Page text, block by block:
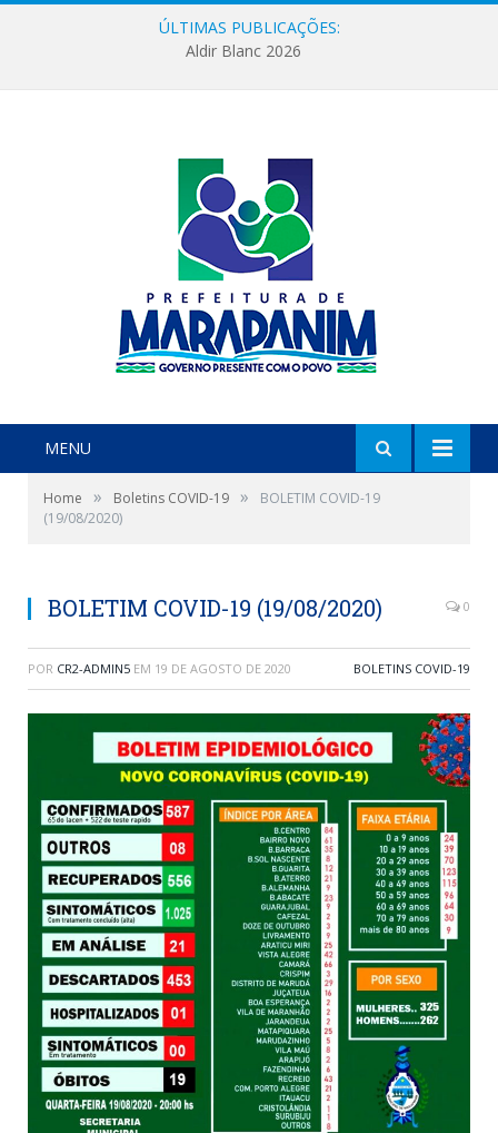
ÚLTIMAS PUBLICAÇÕES:
Aldir Blanc 2026
MENU
Home » Boletins COVID-19 »
BOLETIM COVID-19
(19/08/2020)
BOLETIM COVID-19 (19/08/2020) 0
POR CR2-ADMIN5 EM 19 DE AGOSTO DE 2020 BOLETINS COVID-19